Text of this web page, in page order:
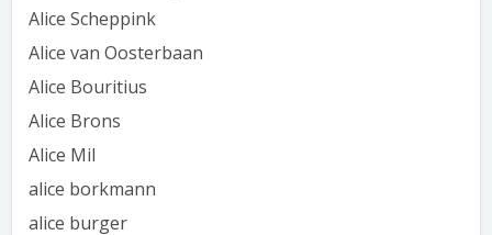
Alice Scheppink
Alice van Oosterbaan
Alice Bouritius
Alice Brons
Alice Mil
alice borkmann
alice burger